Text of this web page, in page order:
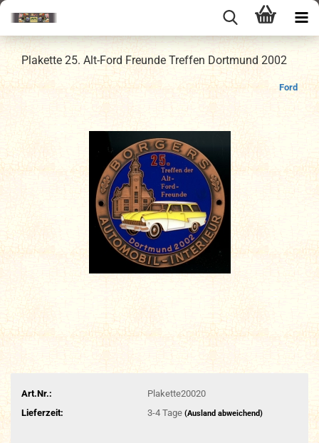
Plakette 25. Alt-Ford Freunde Treffen Dortmund 2002
Ford
Art.Nr.:
Plakette20020
Lieferzeit:
3-4 Tage (Ausland abweichend)